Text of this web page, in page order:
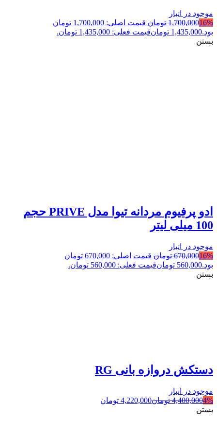
موجود در انبار
16%
1,700,000 تومان
قیمت اصلی: 1,700,000 تومان
بود.1,435,000 تومانقیمت فعلی: 1,435,000 تومان.
بستن
ادو پرفیوم مردانه تیوا مدل PRIVE حجم
100 میلی لیتر
موجود در انبار
16%
670,000 تومان
قیمت اصلی: 670,000 تومان
بود.560,000 تومانقیمت فعلی: 560,000 تومان.
بستن
دستکش دروازه بانی RG
موجود در انبار
4%
4,400,000 تومان4,220,000 تومان
بستن